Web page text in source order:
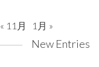
« 11月 1月 »
New Entries